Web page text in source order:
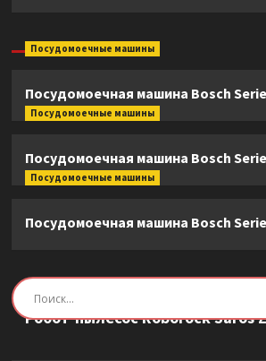
Посудомоечные машины
Посудомоечная машина Bosch Serie
Посудомоечные машины
Посудомоечная машина Bosch Serie
Посудомоечные машины
Посудомоечная машина Bosch Serie
Пылесосы
Робот-пылесос Roborock Saros